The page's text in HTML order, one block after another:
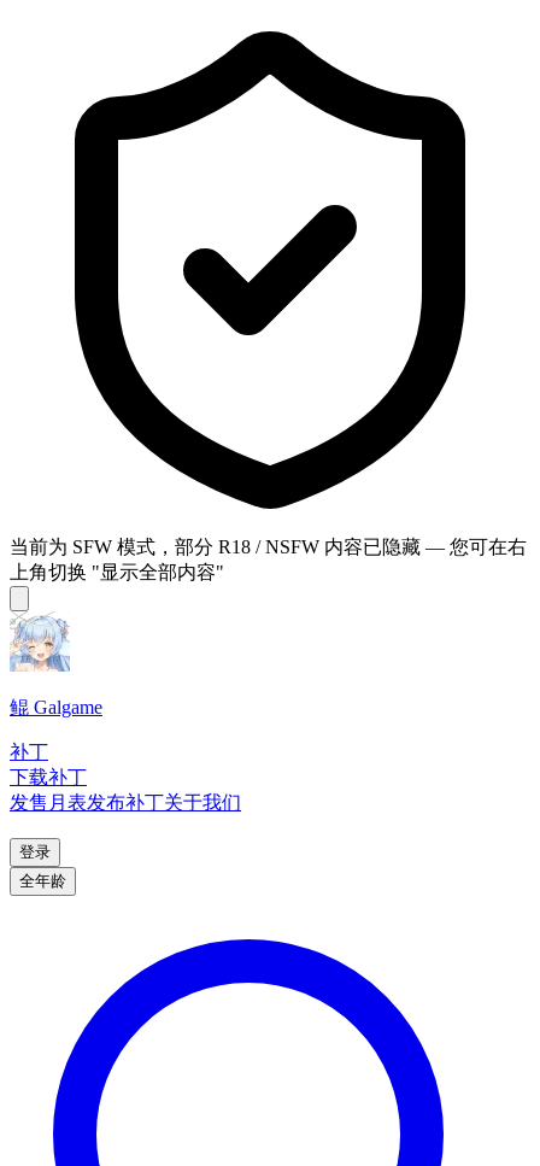
当前为 SFW 模式，部分 R18 / NSFW 内容已隐藏 — 您可在右
上角切换 "显示全部内容"
鲲 Galgame
补丁
下载补丁
发售月表发布补丁关于我们
登录
全年龄